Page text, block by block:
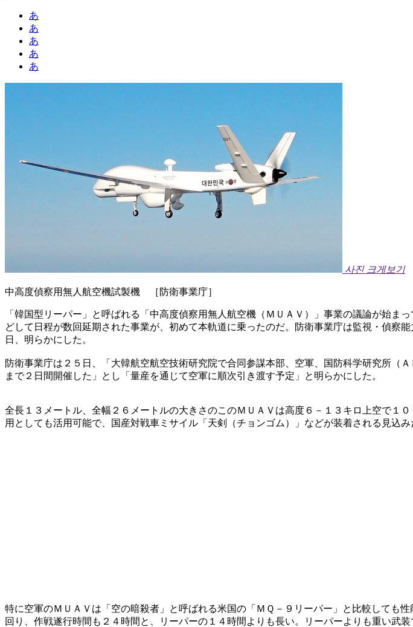
あ
あ
あ
あ
あ
사진 크게보기
中高度偵察用無人航空機試製機 ［防衛事業庁］
「韓国型リーパー」と呼ばれる「中高度偵察用無人航空機（ＭＵＡＶ）」事業の議論が始
どして日程が数回延期された事業が、初めて本軌道に乗ったのだ。防衛事業庁は監視・偵察
日、明らかにした。
防衛事業庁は２５日、「大韓航空航空技術研究院で合同参謀本部、空軍、国防科学研究所（
まで２日間開催した」とし「量産を通じて空軍に順次引き渡す予定」と明らかにした。
全長１３メートル、全幅２６メートルの大きさのこのＭＵＡＶは高度６－１３キロ上空で１
用としても活用可能で、国産対戦車ミサイル「天剣（チョンゴム）」などが装着される見込み
特に空軍のＭＵＡＶは「空の暗殺者」と呼ばれる米国の「ＭＱ－９リーパー」と比較しても
回り、作戦遂行時間も２４時間と、リーパーの１４時間よりも長い。リーパーよりも重い武